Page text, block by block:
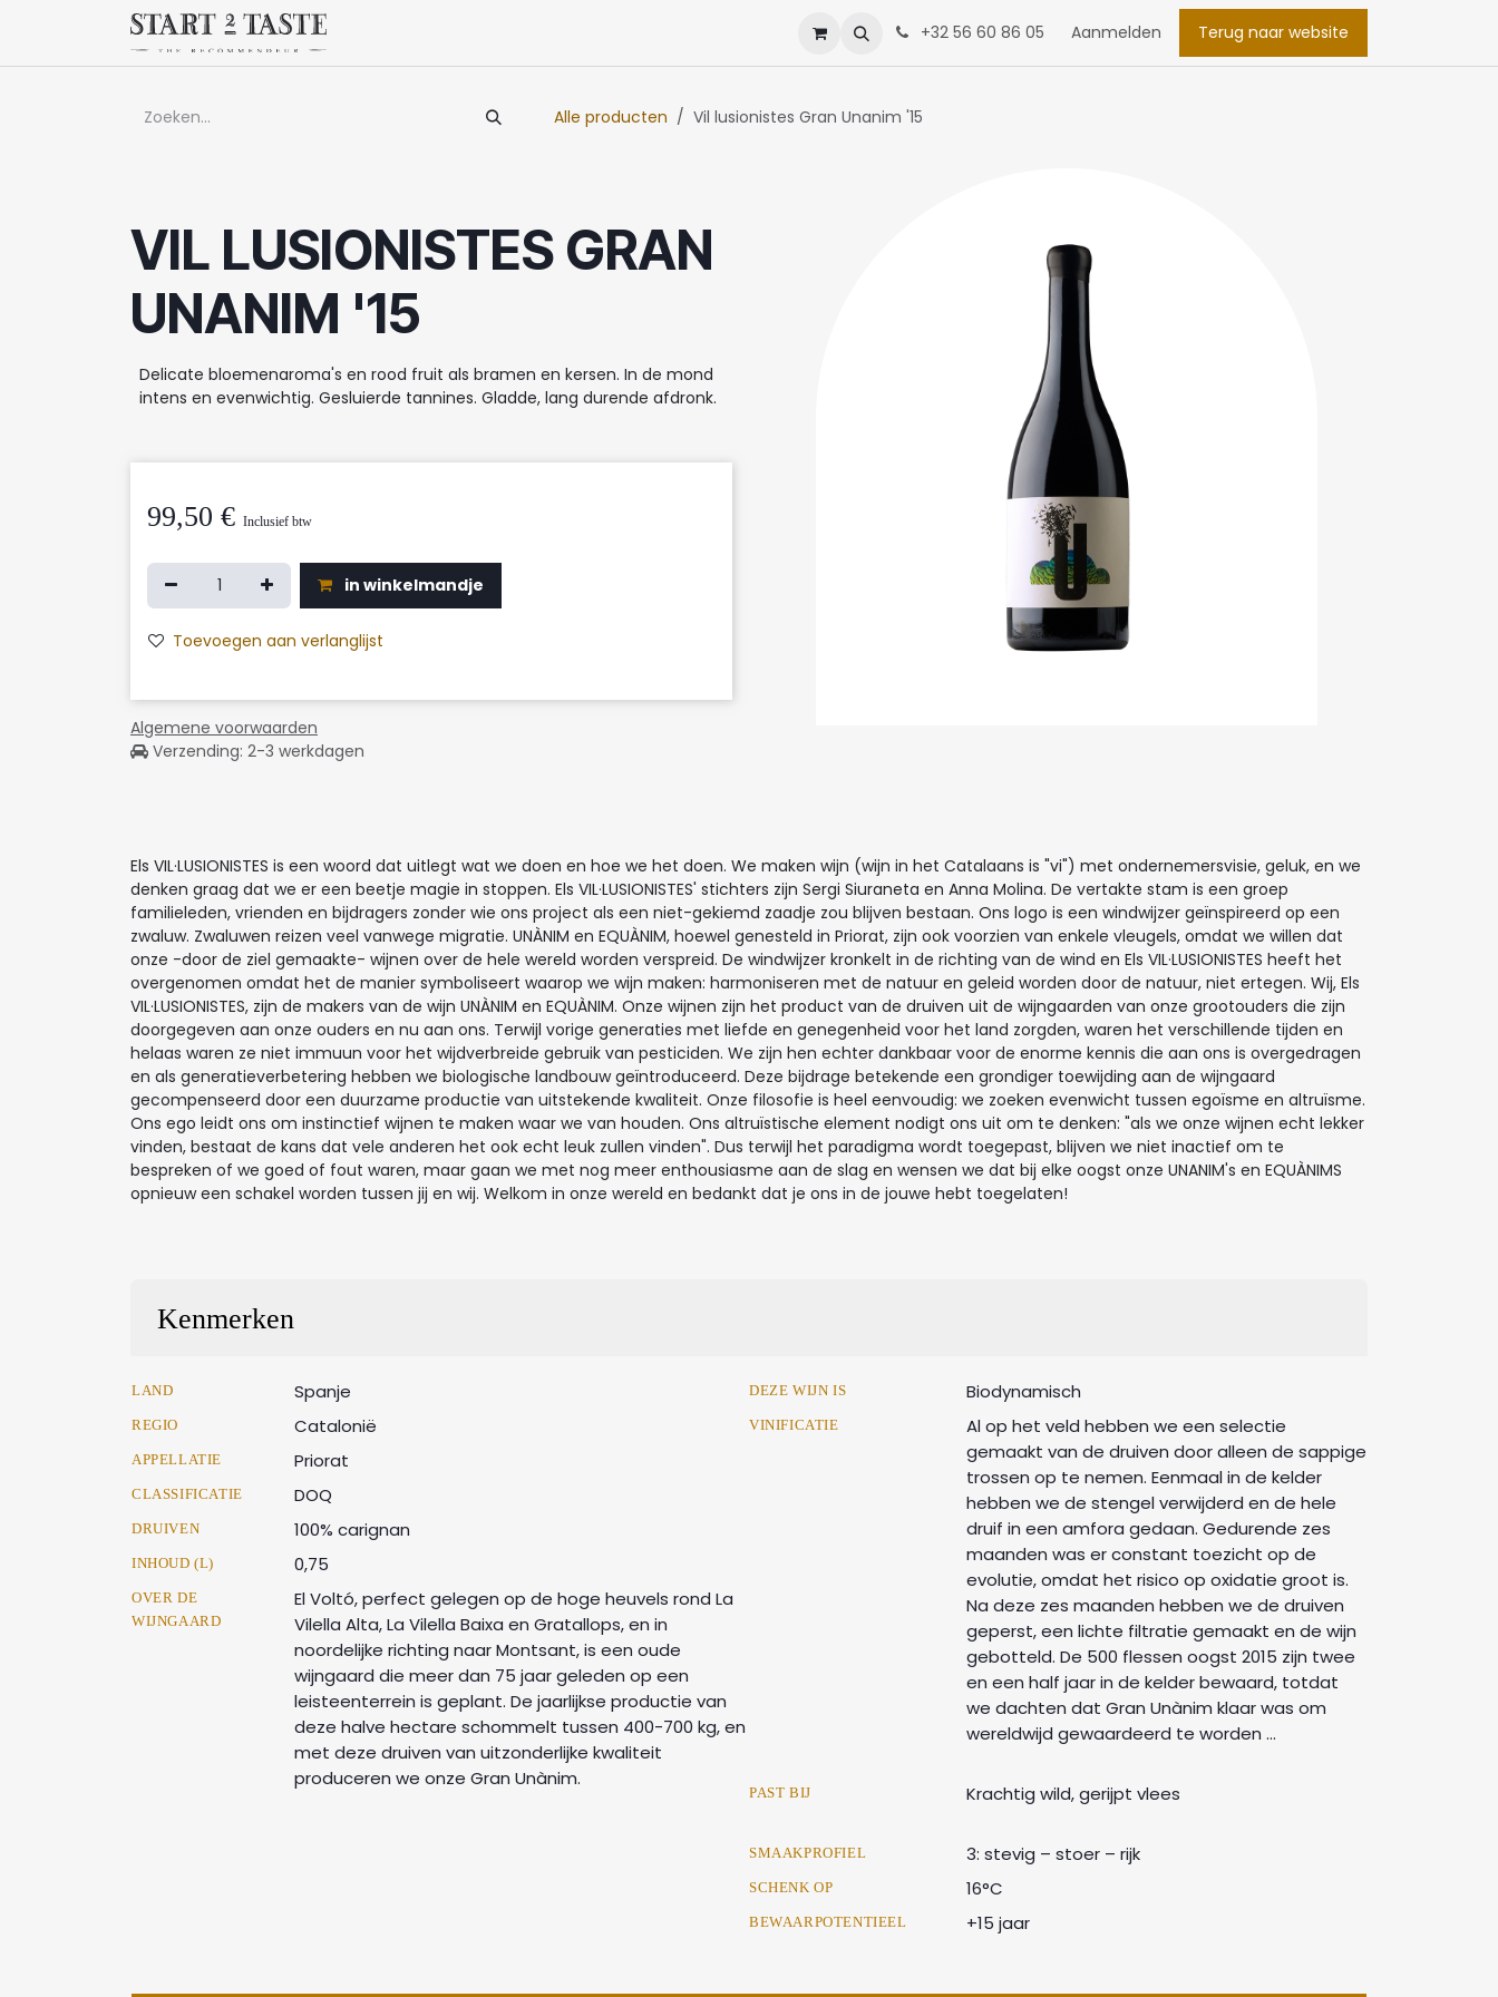
Overslaan naar inhoud
+32 56 60 86 05 Aanmelden Terug naar website
Alle producten Vil lusionistes Gran Unanim '15
VIL LUSIONISTES GRAN
UNANIM '15
Delicate bloemenaroma's en rood fruit als bramen en kersen. In de mond
intens en evenwichtig. Gesluierde tannines. Gladde, lang durende afdronk.
99,50 € Inclusief btw
in winkelmandje
Toevoegen aan verlanglijst
Algemene voorwaarden
Verzending: 2-3 werkdagen
Els VIL·LUSIONISTES is een woord dat uitlegt wat we doen en hoe we het doen. We maken wijn (wijn in het Catalaans is "vi") met ondernemersvisie, geluk, en we
denken graag dat we er een beetje magie in stoppen. Els VIL·LUSIONISTES' stichters zijn Sergi Siuraneta en Anna Molina. De vertakte stam is een groep
familieleden, vrienden en bijdragers zonder wie ons project als een niet-gekiemd zaadje zou blijven bestaan. Ons logo is een windwijzer geïnspireerd op een
zwaluw. Zwaluwen reizen veel vanwege migratie. UNÀNIM en EQUÀNIM, hoewel genesteld in Priorat, zijn ook voorzien van enkele vleugels, omdat we willen dat
onze -door de ziel gemaakte- wijnen over de hele wereld worden verspreid. De windwijzer kronkelt in de richting van de wind en Els VIL·LUSIONISTES heeft het
overgenomen omdat het de manier symboliseert waarop we wijn maken: harmoniseren met de natuur en geleid worden door de natuur, niet ertegen. Wij, Els
VIL·LUSIONISTES, zijn de makers van de wijn UNÀNIM en EQUÀNIM. Onze wijnen zijn het product van de druiven uit de wijngaarden van onze grootouders die zijn
doorgegeven aan onze ouders en nu aan ons. Terwijl vorige generaties met liefde en genegenheid voor het land zorgden, waren het verschillende tijden en
helaas waren ze niet immuun voor het wijdverbreide gebruik van pesticiden. We zijn hen echter dankbaar voor de enorme kennis die aan ons is overgedragen
en als generatieverbetering hebben we biologische landbouw geïntroduceerd. Deze bijdrage betekende een grondiger toewijding aan de wijngaard
gecompenseerd door een duurzame productie van uitstekende kwaliteit. Onze filosofie is heel eenvoudig: we zoeken evenwicht tussen egoïsme en altruïsme.
Ons ego leidt ons om instinctief wijnen te maken waar we van houden. Ons altruïstische element nodigt ons uit om te denken: "als we onze wijnen echt lekker
vinden, bestaat de kans dat vele anderen het ook echt leuk zullen vinden". Dus terwijl het paradigma wordt toegepast, blijven we niet inactief om te
bespreken of we goed of fout waren, maar gaan we met nog meer enthousiasme aan de slag en wensen we dat bij elke oogst onze UNANIM's en EQUÀNIMS
opnieuw een schakel worden tussen jij en wij. Welkom in onze wereld en bedankt dat je ons in de jouwe hebt toegelaten!
Kenmerken
LAND Spanje
REGIO Catalonië
APPELLATIE Priorat
CLASSIFICATIE DOQ
DRUIVEN 100% carignan
INHOUD (L) 0,75
OVER DE
WIJNGAARD
El Voltó, perfect gelegen op de hoge heuvels rond La
Vilella Alta, La Vilella Baixa en Gratallops, en in
noordelijke richting naar Montsant, is een oude
wijngaard die meer dan 75 jaar geleden op een
leisteenterrein is geplant. De jaarlijkse productie van
deze halve hectare schommelt tussen 400-700 kg, en
met deze druiven van uitzonderlijke kwaliteit
produceren we onze Gran Unànim.
DEZE WIJN IS Biodynamisch
VINIFICATIE
Al op het veld hebben we een selectie
gemaakt van de druiven door alleen de sappige
trossen op te nemen. Eenmaal in de kelder
hebben we de stengel verwijderd en de hele
druif in een amfora gedaan. Gedurende zes
maanden was er constant toezicht op de
evolutie, omdat het risico op oxidatie groot is.
Na deze zes maanden hebben we de druiven
geperst, een lichte filtratie gemaakt en de wijn
gebotteld. De 500 flessen oogst 2015 zijn twee
en een half jaar in de kelder bewaard, totdat
we dachten dat Gran Unànim klaar was om
wereldwijd gewaardeerd te worden ...
PAST BIJ Krachtig wild, gerijpt vlees
SMAAKPROFIEL 3: stevig – stoer – rijk
SCHENK OP 16°C
BEWAARPOTENTIEEL +15 jaar